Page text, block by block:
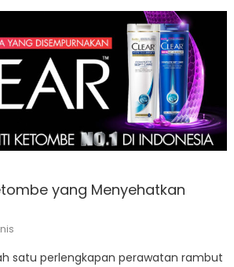
yang Menyehatkan
satu perlengkapan perawatan rambut